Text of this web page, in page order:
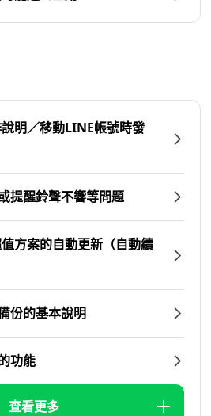
明／移動LINE帳號時發
提醒鈴聲不響等問題
方案的自動更新（自動續
份的基本說明
功能
查看更多